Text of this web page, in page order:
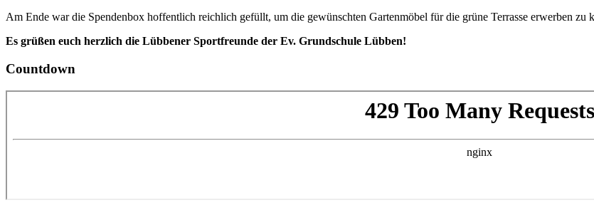
Am Ende war die Spendenbox hoffentlich reichlich gefüllt, um die gewünschten Gartenmöbel für die grüne Terrasse erwerben zu
Es grüßen euch herzlich die Lübbener Sportfreunde der Ev. Grundschule Lübben!
Countdown